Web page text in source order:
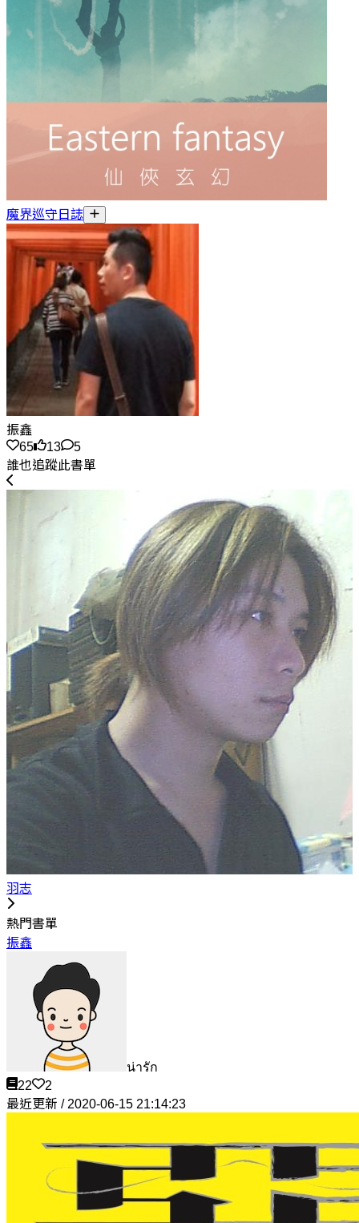
魔界巡守日誌
振鑫
65
13
5
誰也追蹤此書單
羽志
熱門書單
振鑫
น่ารัก
22
2
最近更新 / 2020-06-15 21:14:23